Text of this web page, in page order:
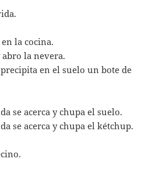
la cocina.
la nevera.
en el suelo un bote de
se acerca y chupa el suelo.
se acerca y chupa el kétchup.